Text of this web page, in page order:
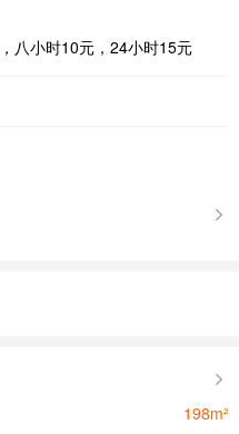
八小时10元，24小时15元
198m²